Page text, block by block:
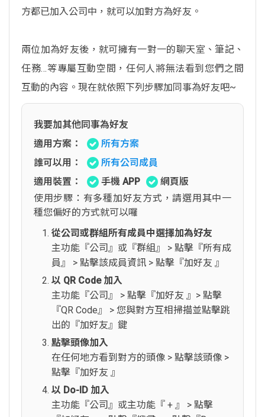
方都已加入公司中，就可以加對方為好友。
兩位加為好友後，就可擁有一對一的聊天室、筆記、
任務…等專屬互動空間，任何人將無法看到您們之間
互動的內容。現在就依照下列步驟加同事為好友吧~
我要加其他同事為好友
適用方案：
所有方案
誰可以用：
所有公司成員
適用裝置：
手機 APP
網頁版
使用步驟：有多種加好友方式，請選用其中一
種您偏好的方式就可以囉
從公司或群組所有成員中選擇加為好友
主功能『公司』或『群組』 > 點擊『所有成
員』 > 點擊該成員資訊 > 點擊『加好友 』
以 QR Code 加入
主功能『公司』 > 點擊『加好友 』> 點擊
『QR Code』 > 您與對方互相掃描並點擊跳
出的『加好友』鍵
點擊頭像加入
在任何地方看到對方的頭像 > 點擊該頭像 >
點擊『加好友 』
以 Do-ID 加入
主功能『公司』或主功能『 + 』 > 點擊